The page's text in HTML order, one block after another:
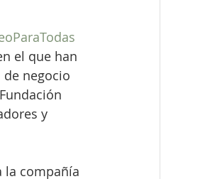
el que han
negocio
y
la compañía